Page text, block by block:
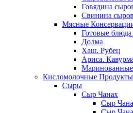
Говядина
Свинина
Мясные
Готовые
Долма
Хаш. Рубец
Ариса.
Маринованные
Кисломолочные Продукты
Сыры
Сыр Чанах
Сыр